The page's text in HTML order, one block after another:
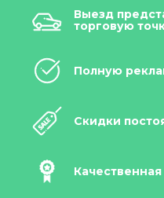
Выезд
торговую
Полную
Скидки